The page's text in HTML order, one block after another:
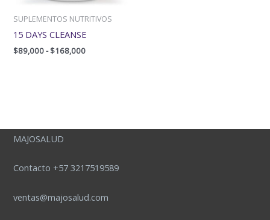
SUPLEMENTOS NUTRITIVOS
15 DAYS CLEANSE
$89,000-$168,000
MAJOSALUD
Contacto +57 3217519589
ventas@majosalud.com